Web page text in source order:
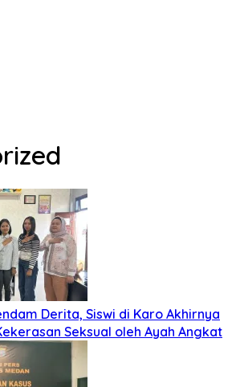
Derita, Siswi di Karo Akhirnya
Seksual oleh Ayah Angkat